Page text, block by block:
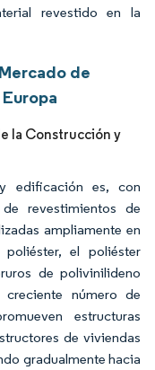
revestido en la
de
la Construcción y
edificación es, con
revestimientos de
ampliamente en
el poliéster
de polivinilideno
número de
estructuras
de viviendas
gradualmente hacia